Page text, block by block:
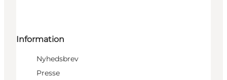
Information
Nyhedsbrev
Presse